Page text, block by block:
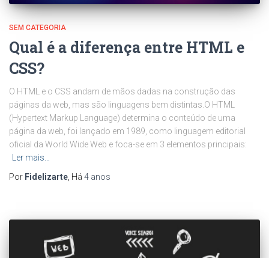
SEM CATEGORIA
Qual é a diferença entre HTML e
CSS?
O HTML e o CSS andam de mãos dadas na construção das
páginas da web, mas são linguagens bem distintas.O HTML
(Hypertext Markup Language) determina o conteúdo de uma
página da web, foi lançado em 1989, como linguagem editorial
oficial da World Wide Web e foca-se em 3 elementos principais:
Ler mais…
Por Fidelizarte , Há 4 anos